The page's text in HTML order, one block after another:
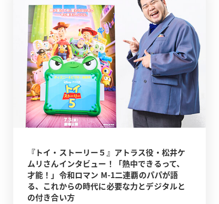
『トイ・ストーリー５』アトラス役・松井ケ
ムリさんインタビュー！「熱中できるって、
才能！」令和ロマン M-1二連覇のパパが語
る、これからの時代に必要な力とデジタルと
の付き合い方